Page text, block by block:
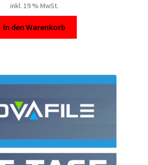
inkl. 19 % MwSt.
In den Warenkorb